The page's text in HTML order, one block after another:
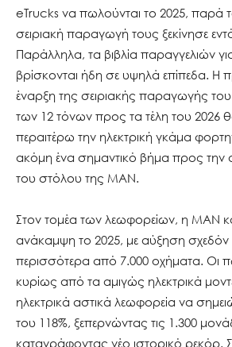
eTrucks να πωλούνται το 2025, παρά
σειριακή παραγωγή τους ξεκίνησε
Παράλληλα, τα βιβλία παραγγελιών
βρίσκονται ήδη σε υψηλά επίπεδα. Η
έναρξη της σειριακής παραγωγής
των 12 τόνων προς τα τέλη του 2026
περαιτέρω την ηλεκτρική γκάμα
ακόμη ένα σημαντικό βήμα προς
του στόλου της MAN.
Στον τομέα των λεωφορείων, η MAN
ανάκαμψη το 2025, με αύξηση σχεδόν
περισσότερα από 7.000 οχήματα. Οι
κυρίως από τα αμιγώς ηλεκτρικά
ηλεκτρικά αστικά λεωφορεία να
του 118%, ξεπερνώντας τις 1.300
καταγράφοντας νέο ιστορικό ρεκόρ.